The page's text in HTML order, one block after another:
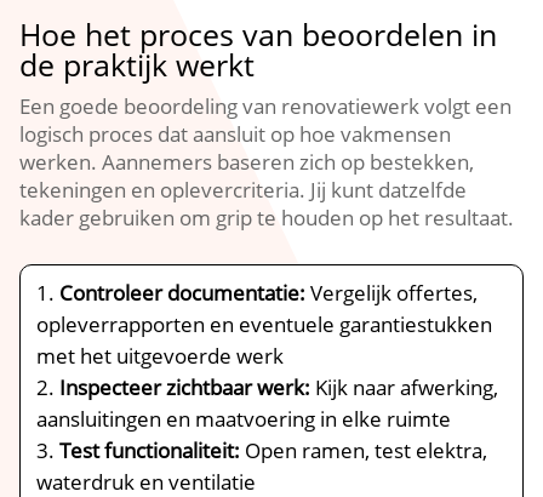
Hoe het proces van beoordelen in
de praktijk werkt
Een goede beoordeling van renovatiewerk volgt een
logisch proces dat aansluit op hoe vakmensen
werken.​ Aannemers baseren zich op bestekken,
tekeningen en oplevercriteria.​ Jij kunt datzelfde
kader gebruiken om grip te houden op het resultaat.​
Controleer documentatie: Vergelijk offertes,
opleverrapporten en eventuele garantiestukken
met het uitgevoerde werk
Inspecteer zichtbaar werk: Kijk naar afwerking,
aansluitingen en maatvoering in elke ruimte
Test functionaliteit: Open ramen, test elektra,
waterdruk en ventilatie